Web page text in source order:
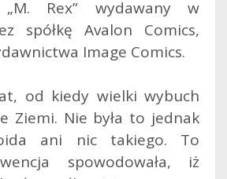
Rex” wydawany w
spółkę Avalon Comics,
Image Comics.
od kiedy wielki wybuch
Ziemi. Nie była to jednak
ani nic takiego. To
spowodowała, iż